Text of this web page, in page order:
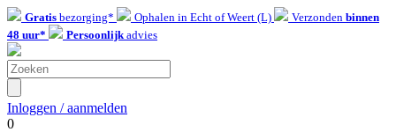
Gratis bezorging* Ophalen in Echt of Weert (L) Verzonden binnen
48 uur*
Persoonlijkadvies
Inloggen / aanmelden
0